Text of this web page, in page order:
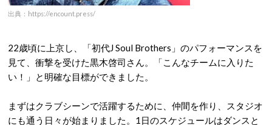
出典：https://encount.press/
22歳頃に上京し、「初代J Soul Brothers」のパフォーマンスを
見て、衝撃を受けた黒木啓司さん。「こんなチームに入りた
い！」と明確な目標ができました。
まずはクラブシーンで活躍するために、仲間を作り、スタジオ
にも通う日々が始まりました。1日のスケジュールはダンスと